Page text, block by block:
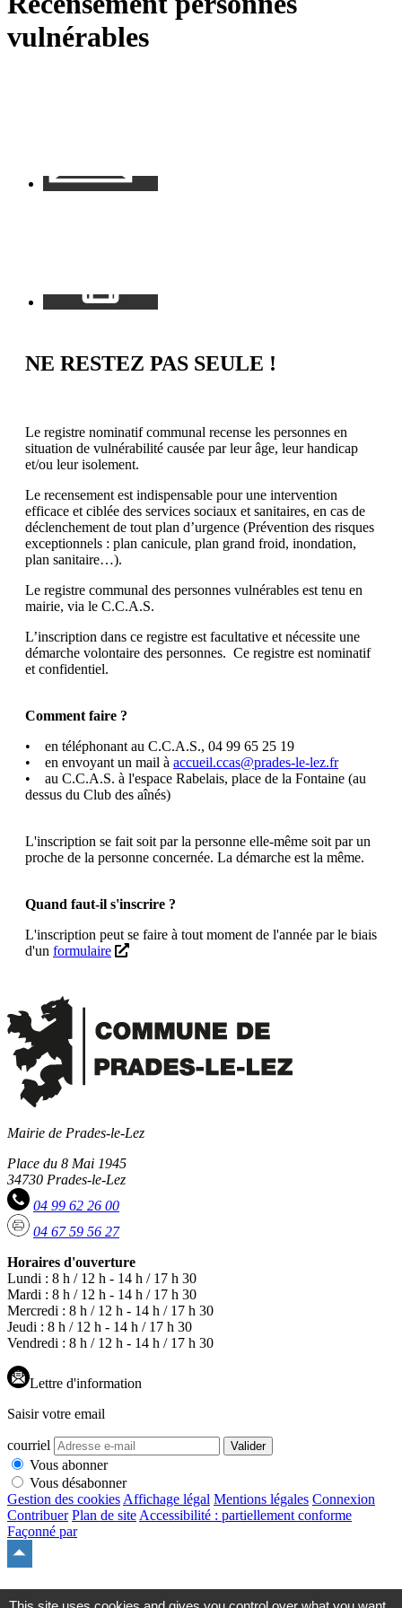
vulnérables
NE RESTEZ PAS SEULE !
Le registre nominatif communal recense les personnes en
situation de vulnérabilité causée par leur âge, leur handicap
et/ou leur isolement.
Le recensement est indispensable pour une intervention
efficace et ciblée des services sociaux et sanitaires, en cas de
déclenchement de tout plan d’urgence (Prévention des risques
exceptionnels : plan canicule, plan grand froid, inondation,
plan sanitaire…).
Le registre communal des personnes vulnérables est tenu en
mairie, via le C.C.A.S.
L’inscription dans ce registre est facultative et nécessite une
démarche volontaire des personnes. Ce registre est nominatif
et confidentiel.
Comment faire ?
• en téléphonant au C.C.A.S., 04 99 65 25 19
• en envoyant un mail à accueil.ccas@prades-le-lez.fr
• au C.C.A.S. à l'espace Rabelais, place de la Fontaine (au
dessus du Club des aînés)
L'inscription se fait soit par la personne elle-même soit par un
proche de la personne concernée. La démarche est la même.
Quand faut-il s'inscrire ?
L'inscription peut se faire à tout moment de l'année par le biais
d'un formulaire
Mairie de Prades-le-Lez
Place du 8 Mai 1945
34730 Prades-le-Lez
04 99 62 26 00
04 67 59 56 27
Horaires d'ouverture
Lundi : 8 h / 12 h - 14 h / 17 h 30
Mardi : 8 h / 12 h - 14 h / 17 h 30
Mercredi : 8 h / 12 h - 14 h / 17 h 30
Jeudi : 8 h / 12 h - 14 h / 17 h 30
Vendredi : 8 h / 12 h - 14 h / 17 h 30
Lettre d'information
Saisir votre email
courriel Valider
Vous abonner
Vous désabonner
Gestion des cookies Affichage légal Mentions légales Connexion
Contribuer Plan de site Accessibilité : partiellement conforme
Façonné par